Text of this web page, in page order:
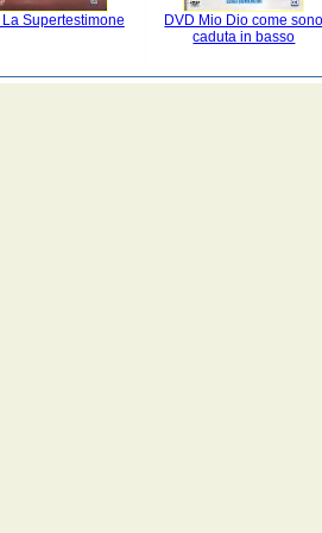
Supertestimone
DVD Mio Dio come sono
caduta in basso